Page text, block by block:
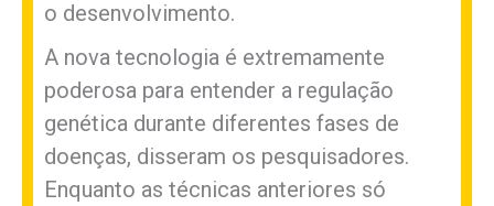
o desenvolvimento.
A nova tecnologia é extremamente
poderosa para entender a regulação
genética durante diferentes fases de
doenças, disseram os pesquisadores.
Enquanto as técnicas anteriores só